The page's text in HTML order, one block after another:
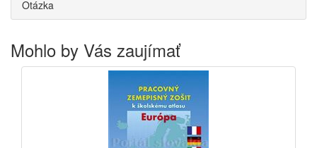
Otázka
Mohlo by Vás zaujímať